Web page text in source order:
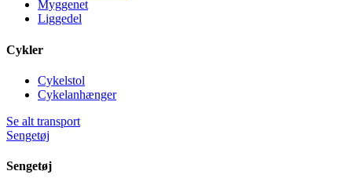
Myggenet
Liggedel
Cykler
Cykelstol
Cykelanhænger
Se alt transport
Sengetøj
Sengetøj